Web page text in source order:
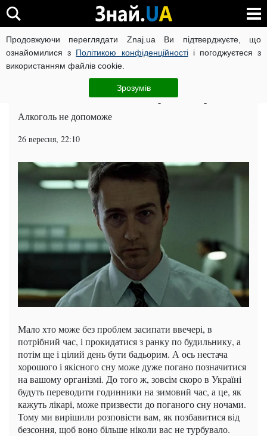
Продовжуючи переглядати Znaj.ua Ви підтверджуєте, що
ознайомилися з Політикою конфіденційностіі погоджуєтеся з
використанням файлів cookie.
Зрозумів
ВІЙНА РОСІЇ ПРОТИ УКРАЇНИ КОРОНАВІРУС В УКРАЇНІ
Суспільство ЧИТАТЬ НА РУССКОМ
Як позбавитися безсоння: поради лікарів
Алкоголь не допоможе
26 вересня, 22:10
Мало хто може без проблем засипати ввечері, в
потрібний час, і прокидатися з ранку по будильнику, а
потім ще і цілий день бути бадьорим. А ось нестача
хорошого і якісного сну може дуже погано позначитися
на вашому організмі. До того ж, зовсім скоро в Україні
будуть переводити годинники на зимовий час, а це, як
кажуть лікарі, може призвести до поганого сну ночами.
Тому ми вирішили розповісти вам, як позбавитися від
безсоння, щоб воно більше ніколи вас не турбувало.